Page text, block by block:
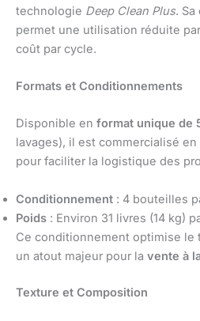
technologie Deep Clean Plus.
permet une utilisation réduite
coût par cycle.
Formats et Conditionnements
Disponible en format unique de
lavages), il est commercialisé
pour faciliter la logistique des
Conditionnement : 4 bouteilles
Poids : Environ 31 livres (14 kg)
Ce conditionnement optimise le
un atout majeur pour la vente à
Texture et Composition